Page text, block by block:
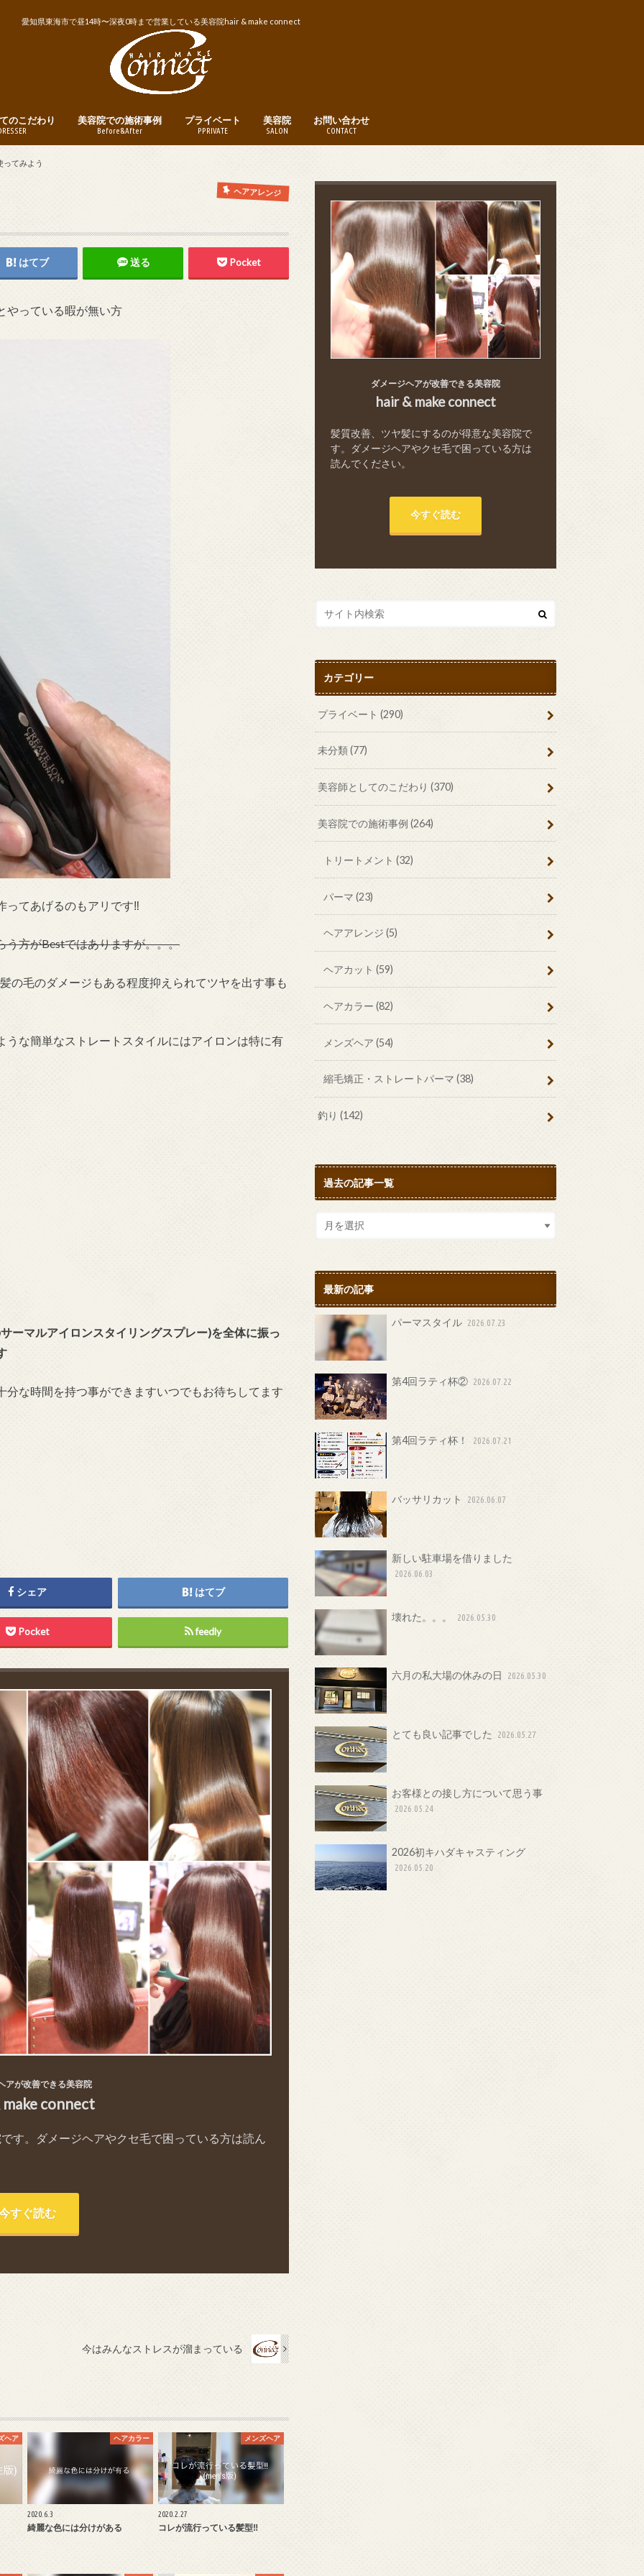
愛知県東海市で昼14時〜深夜0時まで営業している美容院hair & make connect
のこだわり 美容院での施術事例
Before&After
プライベート
PPRIVATE
美容院
SALON
お問い合わせ
CONTACT
ってみよう
ヘアアレンジ
はてブ 送る Pocket
やっている暇が無い方
ってあげるのもアリです‼︎
う方がBestではありますが。。。
の毛のダメージもある程度抑えられてツヤを出す事も
な簡単なストレートスタイルにはアイロンは特に有
ーマルアイロンスタイリングスプレー)を全体に振っ
な時間を持つ事ができますいつでもお待ちしてます
シェア はてブ
Pocket feedly
アが改善できる美容院
connect
す。ダメージヘアやクセ毛で困っている方は読ん
すぐ読む
今はみんなストレスが溜まっている
ヘア ヘアカラー
2020.6.3
綺麗な色には分けがある
メンズヘア
2020.2.27
コレが流行っている髪型‼︎
ダメージヘアが改善できる美容院
hair & make connect
髪質改善、ツヤ髪にするのが得意な美容院で
す。ダメージヘアやクセ毛で困っている方は
読んでください。
今すぐ読む
カテゴリー
プライベート(290)
未分類(77)
美容師としてのこだわり(370)
美容院での施術事例(264)
トリートメント (32)
パーマ (23)
ヘアアレンジ (5)
ヘアカット (59)
ヘアカラー (82)
メンズヘア (54)
縮毛矯正・ストレートパーマ (38)
釣り(142)
過去の記事一覧
最新の記事
パーマスタイル 2026.07.23
第4回ラティ杯② 2026.07.22
第4回ラティ杯！ 2026.07.21
バッサリカット 2026.06.07
新しい駐車場を借りました
2026.06.03
壊れた。。。 2026.05.30
六月の私大場の休みの日 2026.05.30
とても良い記事でした 2026.05.27
お客様との接し方について思う事
2026.05.24
2026初キハダキャスティング
2026.05.20